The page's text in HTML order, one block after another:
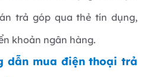
trả góp qua thẻ tín dụng,
khoản ngân hàng.
dẫn mua điện thoại trả